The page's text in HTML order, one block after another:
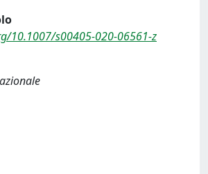
10.1007/s00405-020-06561-z